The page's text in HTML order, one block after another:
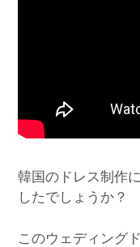
韓国のドレス制作
したでしょうか？
このウェディング